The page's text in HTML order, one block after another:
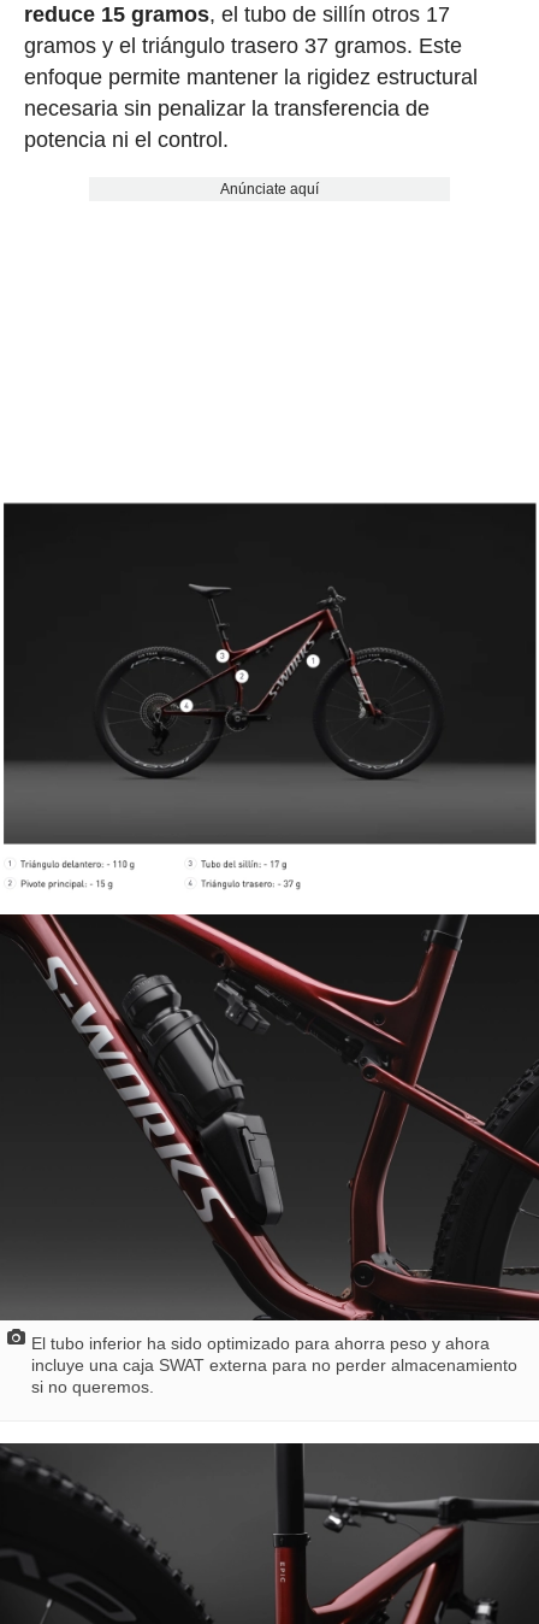
reduce 15 gramos, el tubo de sillín otros 17
gramos y el triángulo trasero 37 gramos. Este
enfoque permite mantener la rigidez estructural
necesaria sin penalizar la transferencia de
potencia ni el control.
Anúnciate aquí
El tubo inferior ha sido optimizado para ahorra peso y ahora
incluye una caja SWAT externa para no perder almacenamiento
si no queremos.